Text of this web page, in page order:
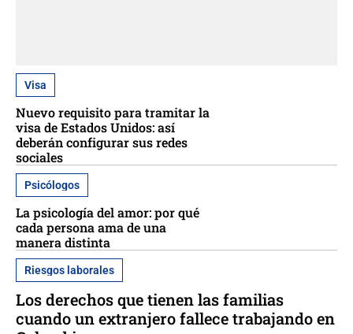
Visa
Nuevo requisito para tramitar la
visa de Estados Unidos: así
deberán configurar sus redes
sociales
Psicólogos
La psicología del amor: por qué
cada persona ama de una
manera distinta
Riesgos laborales
Los derechos que tienen las familias
cuando un extranjero fallece trabajando en